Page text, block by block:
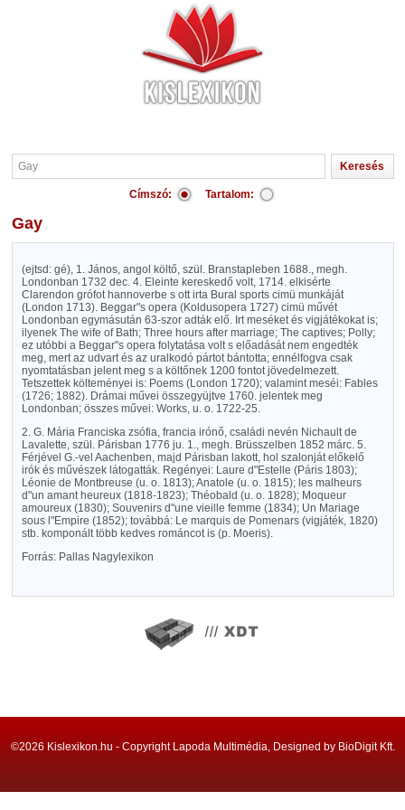
Címszó: Tartalom:
Gay
(ejtsd: gé), 1. János, angol költő, szül. Branstapleben 1688., megh.
Londonban 1732 dec. 4. Eleinte kereskedő volt, 1714. elkisérte
Clarendon grófot hannoverbe s ott irta Bural sports cimü munkáját
(London 1713). Beggar"s opera (Koldusopera 1727) cimü művét
Londonban egymásután 63-szor adták elő. Irt meséket és vigjátékokat is;
ilyenek The wife of Bath; Three hours after marriage; The captives; Polly;
ez utóbbi a Beggar"s opera folytatása volt s előadását nem engedték
meg, mert az udvart és az uralkodó pártot bántotta; ennélfogva csak
nyomtatásban jelent meg s a költőnek 1200 fontot jövedelmezett.
Tetszettek költeményei is: Poems (London 1720); valamint meséi: Fables
(1726; 1882). Drámai művei összegyüjtve 1760. jelentek meg
Londonban; összes művei: Works, u. o. 1722-25.
2. G. Mária Franciska zsófia, francia irónő, családi nevén Nichault de
Lavalette, szül. Párisban 1776 ju. 1., megh. Brüsszelben 1852 márc. 5.
Férjével G.-vel Aachenben, majd Párisban lakott, hol szalonját előkelő
irók és művészek látogatták. Regényei: Laure d"Estelle (Páris 1803);
Léonie de Montbreuse (u. o. 1813); Anatole (u. o. 1815); les malheurs
d"un amant heureux (1818-1823); Théobald (u. o. 1828); Moqueur
amoureux (1830); Souvenirs d"une vieille femme (1834); Un Mariage
sous l"Empire (1852); továbbá: Le marquis de Pomenars (vigjáték, 1820)
stb. komponált több kedves románcot is (p. Moeris).
Forrás: Pallas Nagylexikon
©2026 Kislexikon.hu - Copyright Lapoda Multimédia, Designed by BioDigit Kft.